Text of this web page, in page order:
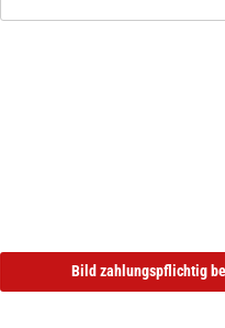
Bild zahlungspflichtig